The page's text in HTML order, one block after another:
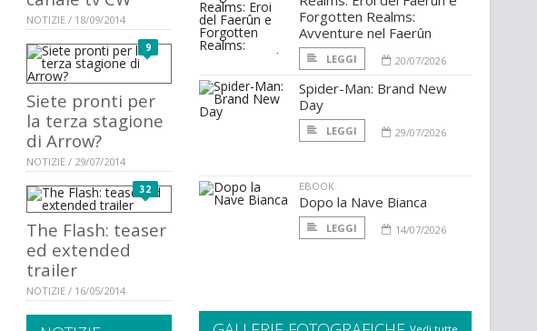
NOTIZIE / 18/09/2014
9
Siete pronti per
la terza stagione
di Arrow?
NOTIZIE / 29/07/2014
32
The Flash: teaser
ed extended
trailer
NOTIZIE / 16/05/2014
Forgotten Realms:
Avventure nel Faerûn
LEGGI 20/07/2026
Spider-Man: Brand New
Day
LEGGI 29/07/2026
EBOOK
Dopo la Nave Bianca
LEGGI 14/07/2026